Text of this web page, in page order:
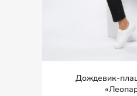
Дождевик-